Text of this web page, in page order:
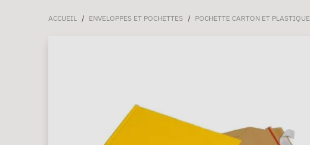
ACCUEIL / ENVELOPPES ET POCHETTES / POCHETTE CARTON ET PLASTIQUE